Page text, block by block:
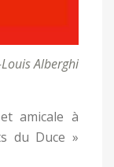
Alberghi
amicale à
du Duce »